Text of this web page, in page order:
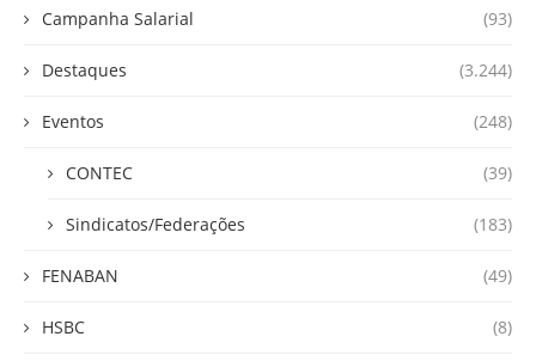
Campanha Salarial (93)
Destaques (3.244)
Eventos (248)
CONTEC (39)
Sindicatos/Federações (183)
FENABAN (49)
HSBC (8)